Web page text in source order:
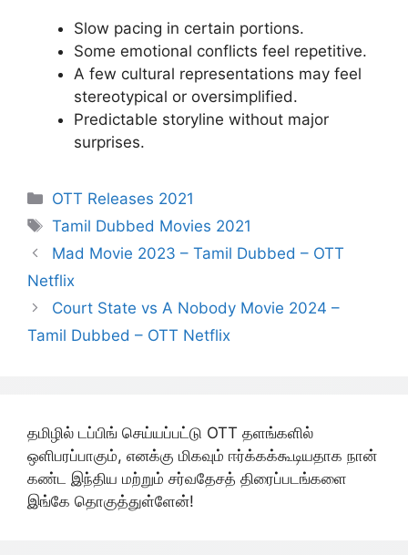
Slow pacing in certain portions.
Some emotional conflicts feel repetitive.
A few cultural representations may feel
stereotypical or oversimplified.
Predictable storyline without major
surprises.
Categories
OTT Releases 2021
Tags
Tamil Dubbed Movies 2021
Mad Movie 2023 – Tamil Dubbed – OTT
Netflix
Court State vs A Nobody Movie 2024 –
Tamil Dubbed – OTT Netflix
தமிழில் டப்பிங் செய்யப்பட்டு OTT தளங்களில்
ஒளிபரப்பாகும், எனக்கு மிகவும் ஈர்க்கக்கூடியதாக நான்
கண்ட இந்திய மற்றும் சர்வதேசத் திரைப்படங்களை
இங்கே தொகுத்துள்ளேன்!